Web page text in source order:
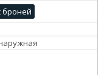
броней